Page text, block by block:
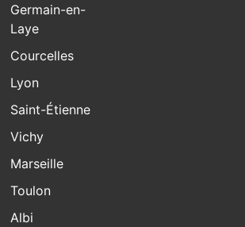
Germain-en-
Laye
Courcelles
Lyon
Saint-Étienne
Vichy
Marseille
Toulon
Albi